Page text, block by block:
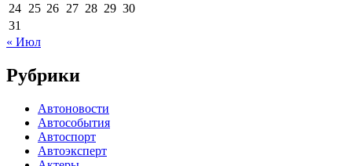
24 25 26 27 28 29 30
31
« Июл
Рубрики
Автоновости
Автособытия
Автоспорт
Автоэксперт